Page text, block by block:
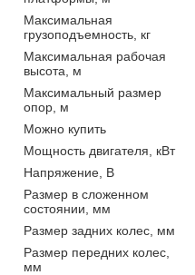
Максимальная
грузоподъемность, кг
Максимальная рабочая
высота, м
Максимальный размер
опор, м
Можно купить
Мощность двигателя, кВт
Напряжение, В
Размер в сложенном
состоянии, мм
Размер задних колес, мм
Размер передних колес,
мм